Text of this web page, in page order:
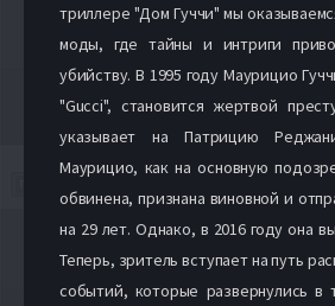
триллере "Дом Гуччи" мы
моды, где тайны и интриги
убийству. В 1995 году Маурицио
"Gucci", становится жертвой
указывает на Патрицию
Маурицио, как на основную
обвинена, признана виновной и
на 29 лет. Однако, в 2016 году она
Теперь, зритель вступает на путь
событий, которые развернулись в